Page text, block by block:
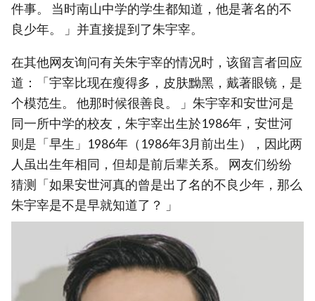
件事。 当时南山中学的学生都知道，他是著名的不
良少年。 」并直接提到了朱宇宰。
在其他网友询问有关朱宇宰的情况时，该留言者回应
道：「宇宰比现在瘦得多，皮肤黝黑，戴著眼镜，是
个模范生。 他那时候很善良。 」朱宇宰和安世河是
同一所中学的校友，朱宇宰出生於1986年，安世河
则是「早生」1986年（1986年3月前出生），因此两
人虽出生年相同，但却是前后辈关系。 网友们纷纷
猜测「如果安世河真的曾是出了名的不良少年，那么
朱宇宰是不是早就知道了？ 」